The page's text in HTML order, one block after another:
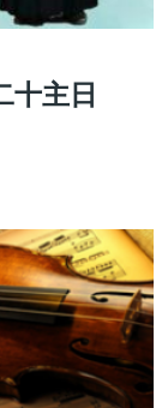
十主日